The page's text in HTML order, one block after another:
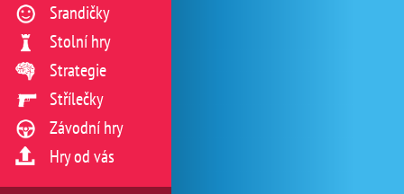
Srandičky
Stolní hry
Strategie
Střílečky
Závodní hry
Hry od vás